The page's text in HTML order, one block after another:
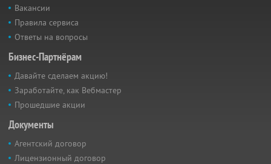
Вакансии
Правила сервиса
Ответы на вопросы
Бизнес-Партнёрам
Давайте сделаем акцию!
Заработайте, как Вебмастер
Прошедшие акции
Документы
Агентский договор
Лицензионный договор